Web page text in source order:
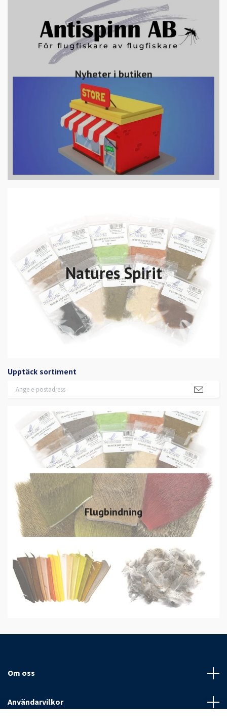
Nyheter i butiken
Natures Spirit
Upptäck sortiment
Flugbindning
Om oss
Användarvilkor